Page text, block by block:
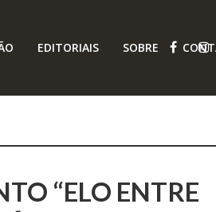
EDITORIAIS SOBRE
“ELO ENTRE